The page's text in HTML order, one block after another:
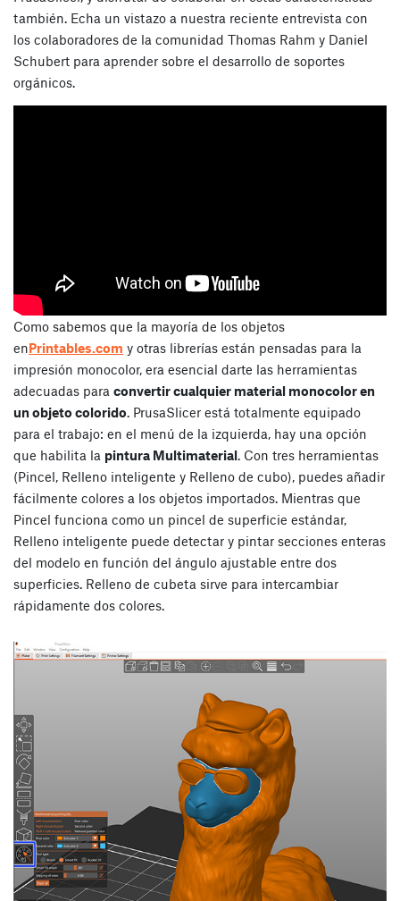
también. Echa un vistazo a nuestra reciente entrevista con
los colaboradores de la comunidad Thomas Rahm y Daniel
Schubert para aprender sobre el desarrollo de soportes
orgánicos.
Como sabemos que la mayoría de los objetos
enPrintables.com y otras librerías están pensadas para la
impresión monocolor, era esencial darte las herramientas
adecuadas para convertir cualquier material monocolor en
un objeto colorido. PrusaSlicer está totalmente equipado
para el trabajo: en el menú de la izquierda, hay una opción
que habilita la pintura Multimaterial. Con tres herramientas
(Pincel, Relleno inteligente y Relleno de cubo), puedes añadir
fácilmente colores a los objetos importados. Mientras que
Pincel funciona como un pincel de superficie estándar,
Relleno inteligente puede detectar y pintar secciones enteras
del modelo en función del ángulo ajustable entre dos
superficies. Relleno de cubeta sirve para intercambiar
rápidamente dos colores.